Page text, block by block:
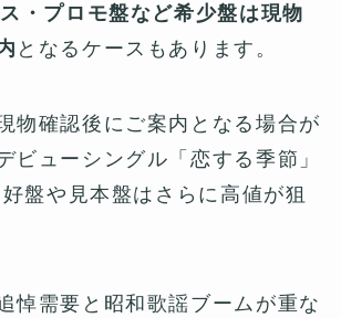
・プロモ盤など希少盤は現物
となるケースもあります。
物確認後にご案内となる場合が
ビューシングル「恋する季節」
好盤や見本盤はさらに高値が狙
悼需要と昭和歌謡ブームが重な